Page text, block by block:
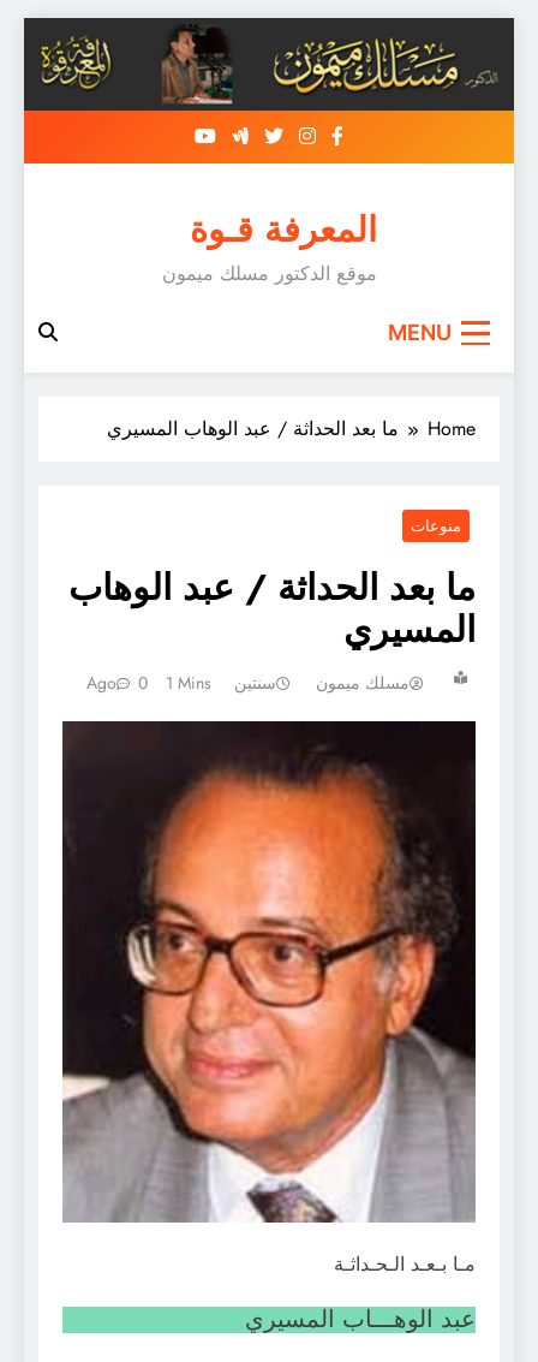
content
المعرفة قـوة
موقع الدكتور مسلك ميمون
MENU
Home ما بعد الحداثة / عبد الوهاب المسيري
منوعات
ما بعد الحداثة / عبد الوهاب
المسيري
مسلك ميمون سنتين Ago 0 1 Mins
مـا بـعـد الـحـداثـة
عبد الوهـــاب المسيري